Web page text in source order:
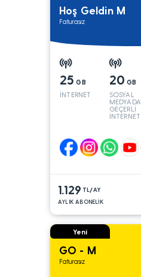
Hoş Geldin M
Faturasız
25 GB
İNTERNET
20 GB
SOSYAL
MEDYADA
GEÇERLİ
İNTERNET
1.129 TL/AY
AYLIK ABONELİK
Yeni
GO - M
Faturasız